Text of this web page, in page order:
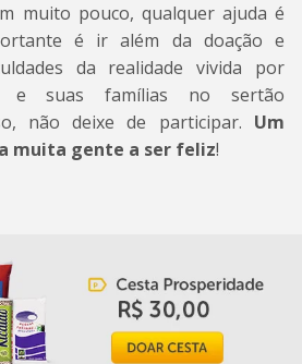
muito pouco, qualquer ajuda é
é ir além da doação e
da realidade vivida por
e suas famílias no sertão
não deixe de participar. Um
muita gente a ser feliz!